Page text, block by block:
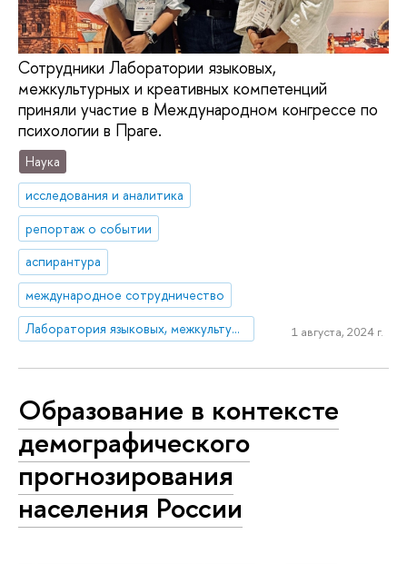
Сотрудники Лаборатории языковых,
межкультурных и креативных компетенций
приняли участие в Международном конгрессе по
психологии в Праге.
Наука
исследования и аналитика
репортаж о событии
аспирантура
международное сотрудничество
Лаборатория языковых, межкультурных и креативных компетенций
1 августа, 2024 г.
Образование в контексте
демографического
прогнозирования
населения России